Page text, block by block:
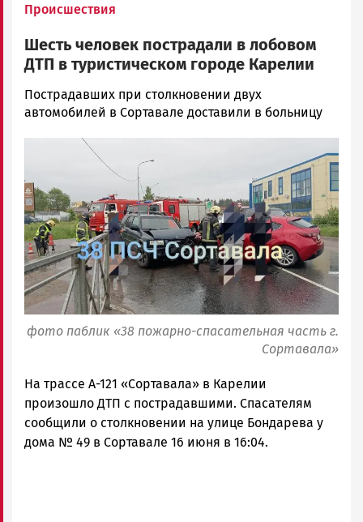
Происшествия
Шесть человек пострадали в лобовом
ДТП в туристическом городе Карелии
Ольга
Гаврилова
Петрозаводска
Карелии
|
Петрозаводск
ГОВОРИТ
Пострадавших при столкновении двух
автомобилей в Сортавале доставили в больницу
фото паблик «38 пожарно-спасательная часть г.
Сортавала»
На трассе А-121 «Сортавала» в Карелии
произошло ДТП с пострадавшими. Спасателям
сообщили о столкновении на улице Бондарева у
дома № 49 в Сортавале 16 июня в 16:04.